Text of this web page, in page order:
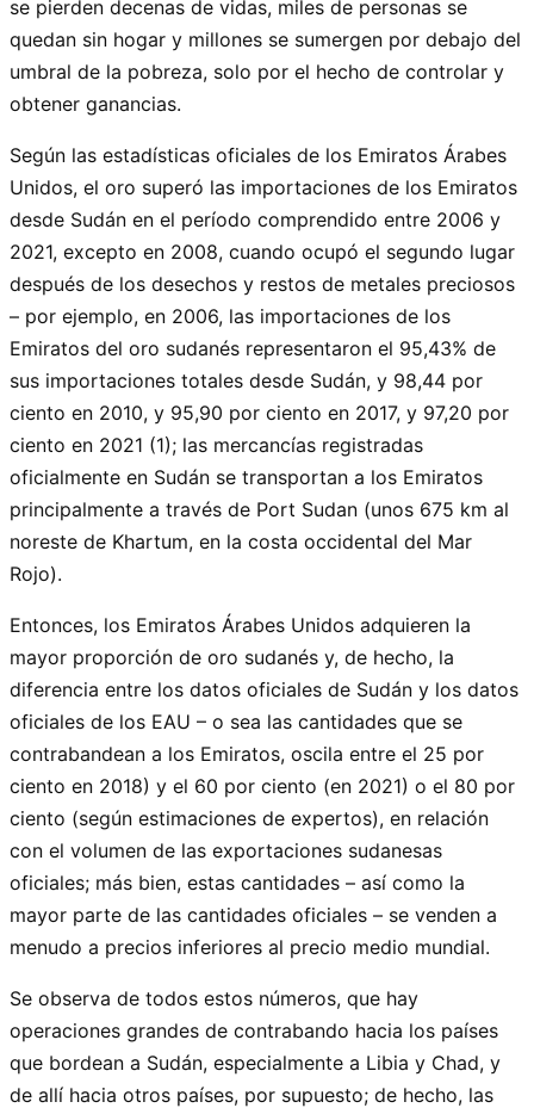
se pierden decenas de vidas, miles de personas se
quedan sin hogar y millones se sumergen por debajo del
umbral de la pobreza, solo por el hecho de controlar y
obtener ganancias.
Según las estadísticas oficiales de los Emiratos Árabes
Unidos, el oro superó las importaciones de los Emiratos
desde Sudán en el período comprendido entre 2006 y
2021, excepto en 2008, cuando ocupó el segundo lugar
después de los desechos y restos de metales preciosos
– por ejemplo, en 2006, las importaciones de los
Emiratos del oro sudanés representaron el 95,43% de
sus importaciones totales desde Sudán, y 98,44 por
ciento en 2010, y 95,90 por ciento en 2017, y 97,20 por
ciento en 2021 (1); las mercancías registradas
oficialmente en Sudán se transportan a los Emiratos
principalmente a través de Port Sudan (unos 675 km al
noreste de Khartum, en la costa occidental del Mar
Rojo).
Entonces, los Emiratos Árabes Unidos adquieren la
mayor proporción de oro sudanés y, de hecho, la
diferencia entre los datos oficiales de Sudán y los datos
oficiales de los EAU – o sea las cantidades que se
contrabandean a los Emiratos, oscila entre el 25 por
ciento en 2018) y el 60 por ciento (en 2021) o el 80 por
ciento (según estimaciones de expertos), en relación
con el volumen de las exportaciones sudanesas
oficiales; más bien, estas cantidades – así como la
mayor parte de las cantidades oficiales – se venden a
menudo a precios inferiores al precio medio mundial.
Se observa de todos estos números, que hay
operaciones grandes de contrabando hacia los países
que bordean a Sudán, especialmente a Libia y Chad, y
de allí hacia otros países, por supuesto; de hecho, las